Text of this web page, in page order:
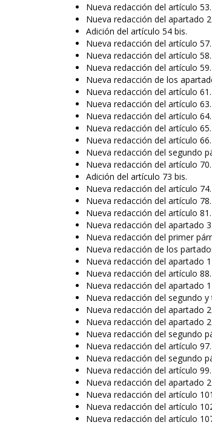
Nueva redacción del artículo 53.
Nueva redacción del apartado
Adición del artículo 54 bis.
Nueva redacción del artículo 57.
Nueva redacción del artículo 58.
Nueva redacción del artículo 59.
Nueva redacción de los
Nueva redacción del artículo 61.
Nueva redacción del artículo 63.
Nueva redacción del artículo 64.
Nueva redacción del artículo 65.
Nueva redacción del artículo 66.
Nueva redacción del segundo
Nueva redacción del artículo 70.
Adición del artículo 73 bis.
Nueva redacción del artículo 74.
Nueva redacción del artículo 78.
Nueva redacción del artículo 81.
Nueva redacción del apartado
Nueva redacción del primer
Nueva redacción de los
Nueva redacción del apartado
Nueva redacción del artículo 88.
Nueva redacción del apartado
Nueva redacción del segundo
Nueva redacción del apartado
Nueva redacción del apartado
Nueva redacción del segundo
Nueva redacción del artículo 97.
Nueva redacción del segundo
Nueva redacción del artículo 99.
Nueva redacción del apartado
Nueva redacción del artículo
Nueva redacción del artículo
Nueva redacción del artículo